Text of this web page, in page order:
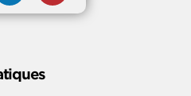
nous surnous sur